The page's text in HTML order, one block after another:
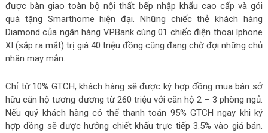
được bàn giao toàn bộ nội thất bếp nhập khẩu cao cấp và gói
quà tặng Smarthome hiện đại. Những chiếc thẻ khách hàng
Diamond của ngân hàng VPBank cùng 01 chiếc điện thoại Iphone
XI (sắp ra mắt) trị giá 40 triệu đồng cũng đang chờ đợi những chủ
nhân may mắn.
Chỉ từ 10% GTCH, khách hàng sẽ được ký hợp đồng mua bán sở
hữu căn hộ tương đương từ 260 triệu với căn hộ 2 – 3 phòng ngủ.
Nếu quý khách hàng có thể thanh toán 95% GTCH ngay khi ký
hợp đồng sẽ được hưởng chiết khấu trực tiếp 3.5% vào giá bán.